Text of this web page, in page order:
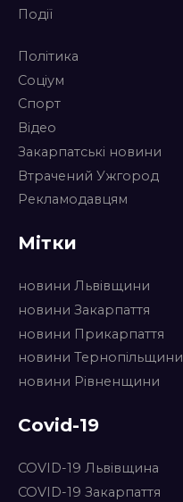
Події
Політика
Соціум
Спорт
Відео
Закарпатські новини
Втрачений Ужгород
Рекламодавцям
Мітки
новини Львівщини
новини Закарпаття
новини Прикарпаття
новини Тернопільщини
новини Рівненщини
Covid-19
COVID-19 Львівщина
COVID-19 Закарпаття